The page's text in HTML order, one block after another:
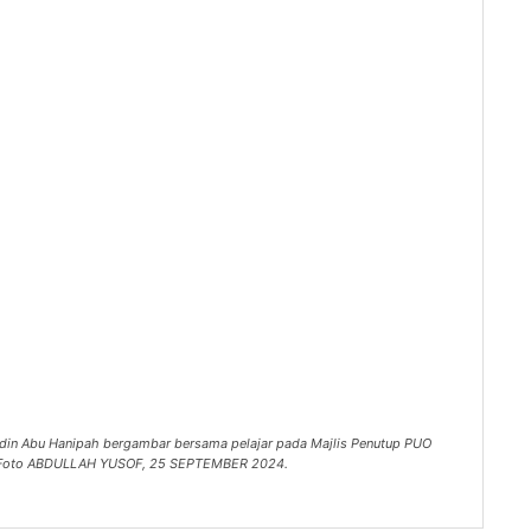
Abu Hanipah bergambar bersama pelajar pada Majlis Penutup PUO
ABDULLAH YUSOF, 25 SEPTEMBER 2024.